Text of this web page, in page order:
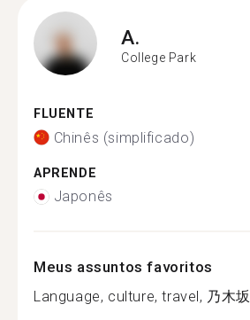
A.
College Park
FLUENTE
Chinês (simplificado)
APRENDE
Japonês
Meus assuntos favoritos
Language, culture, travel, 乃木